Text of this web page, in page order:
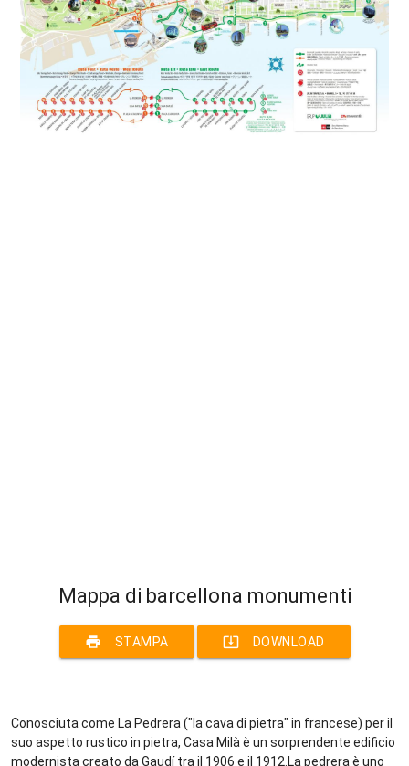
Mappa di barcellona monumenti
print STAMPA system_update_alt DOWNLOAD
Conosciuta come La Pedrera ("la cava di pietra" in francese) per il
suo aspetto rustico in pietra, Casa Milà è un sorprendente edificio
modernista creato da Gaudí tra il 1906 e il 1912.La pedrera è uno